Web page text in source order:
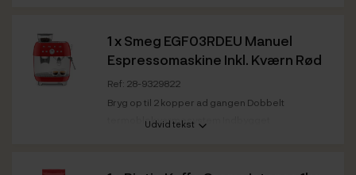
Ristedato
Super Crema 1kg: 04.03.2026
Bedst før
Super Crema 1kg: 04.03.2028
1 xSmeg EGF03RDEU Manuel
Espressomaskine Inkl. Kværn Rød
Ref: 28-9329822
Bryg op til 2 kopper ad gangen Dobbelt
termoblok varmesystem Indbygget
Udvid tekst